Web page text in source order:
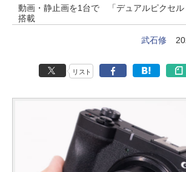
動画・静止画を1台で 「デュアルピクセル
搭載
武石修
リスト